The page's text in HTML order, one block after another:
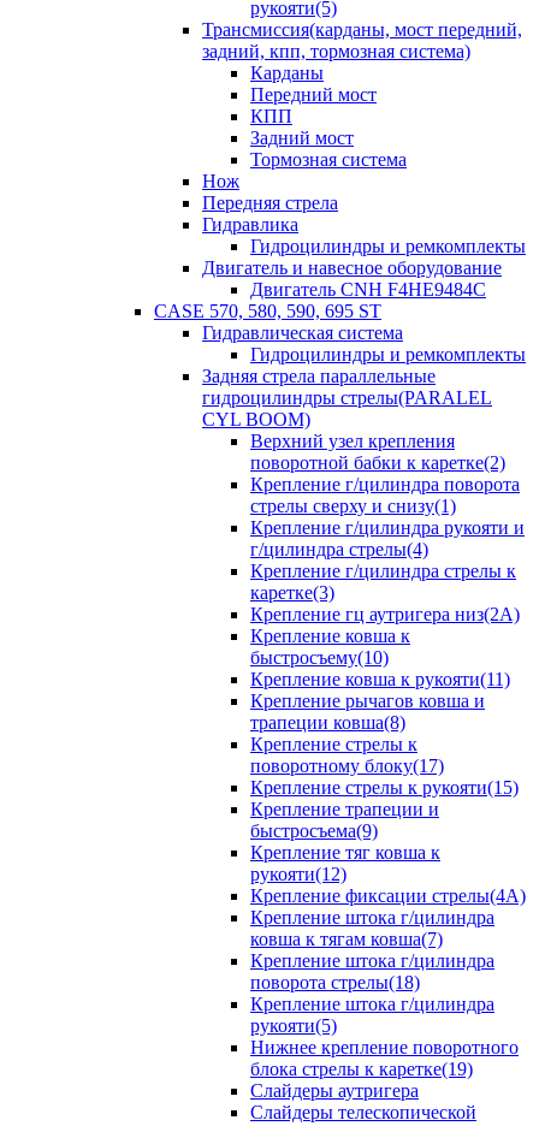
рукояти(5)
Трансмиссия(карданы, мост передний,
задний, кпп, тормозная система)
Карданы
Передний мост
КПП
Задний мост
Тормозная система
Нож
Передняя стрела
Гидравлика
Гидроцилиндры и ремкомплекты
Двигатель и навесное оборудование
Двигатель CNH F4HE9484C
CASE 570, 580, 590, 695 ST
Гидравлическая система
Гидроцилиндры и ремкомплекты
Задняя стрела параллельные
гидроцилиндры стрелы(PARALEL
CYL BOOM)
Верхний узел крепления
поворотной бабки к каретке(2)
Крепление г/цилиндра поворота
стрелы сверху и снизу(1)
Крепление г/цилиндра рукояти и
г/цилиндра стрелы(4)
Крепление г/цилиндра стрелы к
каретке(3)
Крепление гц аутригера низ(2А)
Крепление ковша к
быстросъему(10)
Крепление ковша к рукояти(11)
Крепление рычагов ковша и
трапеции ковша(8)
Крепление стрелы к
поворотному блоку(17)
Крепление стрелы к рукояти(15)
Крепление трапеции и
быстросъема(9)
Крепление тяг ковша к
рукояти(12)
Крепление фиксации стрелы(4A)
Крепление штока г/цилиндра
ковша к тягам ковша(7)
Крепление штока г/цилиндра
поворота стрелы(18)
Крепление штока г/цилиндра
рукояти(5)
Нижнее крепление поворотного
блока стрелы к каретке(19)
Слайдеры аутригера
Слайдеры телескопической